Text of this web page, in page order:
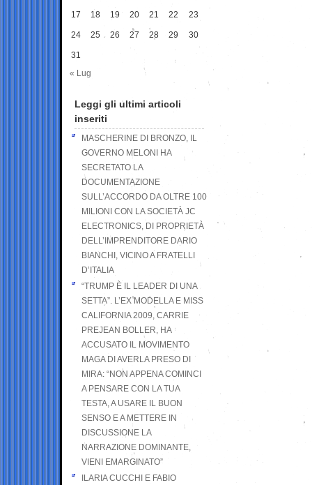
17 18 19 20 21 22 23
24 25 26 27 28 29 30
31
« Lug
Leggi gli ultimi articoli
inseriti
MASCHERINE DI BRONZO, IL
GOVERNO MELONI HA
SECRETATO LA
DOCUMENTAZIONE
SULL’ACCORDO DA OLTRE 100
MILIONI CON LA SOCIETÀ JC
ELECTRONICS, DI PROPRIETÀ
DELL’IMPRENDITORE DARIO
BIANCHI, VICINO A FRATELLI
D’ITALIA
“TRUMP È IL LEADER DI UNA
SETTA”. L’EX MODELLA E MISS
CALIFORNIA 2009, CARRIE
PREJEAN BOLLER, HA
ACCUSATO IL MOVIMENTO
MAGA DI AVERLA PRESO DI
MIRA: “NON APPENA COMINCI
A PENSARE CON LA TUA
TESTA, A USARE IL BUON
SENSO E A METTERE IN
DISCUSSIONE LA
NARRAZIONE DOMINANTE,
VIENI EMARGINATO”
ILARIA CUCCHI E FABIO